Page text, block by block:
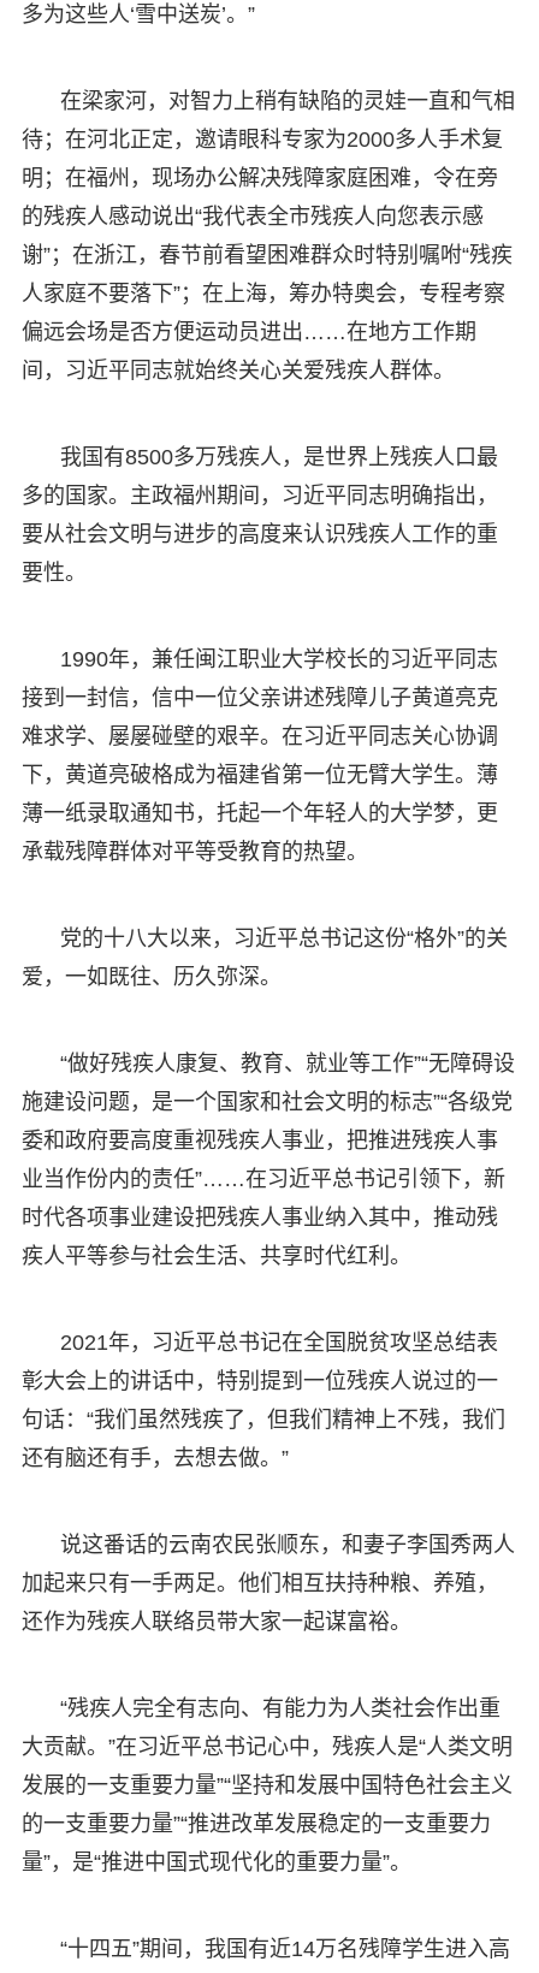
多为这些人‘雪中送炭’。”
在梁家河，对智力上稍有缺陷的灵娃一直和气相
待；在河北正定，邀请眼科专家为2000多人手术复
明；在福州，现场办公解决残障家庭困难，令在旁
的残疾人感动说出“我代表全市残疾人向您表示感
谢”；在浙江，春节前看望困难群众时特别嘱咐“残疾
人家庭不要落下”；在上海，筹办特奥会，专程考察
偏远会场是否方便运动员进出……在地方工作期
间，习近平同志就始终关心关爱残疾人群体。
我国有8500多万残疾人，是世界上残疾人口最
多的国家。主政福州期间，习近平同志明确指出，
要从社会文明与进步的高度来认识残疾人工作的重
要性。
1990年，兼任闽江职业大学校长的习近平同志
接到一封信，信中一位父亲讲述残障儿子黄道亮克
难求学、屡屡碰壁的艰辛。在习近平同志关心协调
下，黄道亮破格成为福建省第一位无臂大学生。薄
薄一纸录取通知书，托起一个年轻人的大学梦，更
承载残障群体对平等受教育的热望。
党的十八大以来，习近平总书记这份“格外”的关
爱，一如既往、历久弥深。
“做好残疾人康复、教育、就业等工作”“无障碍设
施建设问题，是一个国家和社会文明的标志”“各级党
委和政府要高度重视残疾人事业，把推进残疾人事
业当作份内的责任”……在习近平总书记引领下，新
时代各项事业建设把残疾人事业纳入其中，推动残
疾人平等参与社会生活、共享时代红利。
2021年，习近平总书记在全国脱贫攻坚总结表
彰大会上的讲话中，特别提到一位残疾人说过的一
句话：“我们虽然残疾了，但我们精神上不残，我们
还有脑还有手，去想去做。”
说这番话的云南农民张顺东，和妻子李国秀两人
加起来只有一手两足。他们相互扶持种粮、养殖，
还作为残疾人联络员带大家一起谋富裕。
“残疾人完全有志向、有能力为人类社会作出重
大贡献。”在习近平总书记心中，残疾人是“人类文明
发展的一支重要力量”“坚持和发展中国特色社会主义
的一支重要力量”“推进改革发展稳定的一支重要力
量”，是“推进中国式现代化的重要力量”。
“十四五”期间，我国有近14万名残障学生进入高